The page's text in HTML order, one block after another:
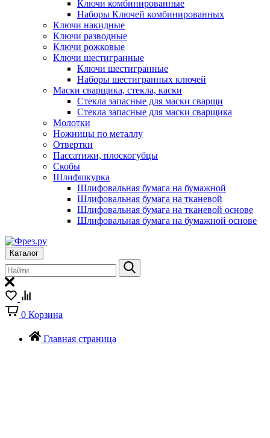
Ключи комбинированные
Наборы Ключей комбинированных
Ключи накидные
Ключи разводные
Ключи рожковые
Ключи шестигранные
Ключи шестигранные
Наборы шестигранных ключей
Маски сварщика, стекла, каски
Стекла запасные для маски сварщи
Стекла запасные для маски сварщика
Молотки
Ножницы по металлу
Отвертки
Пассатижи, плоскогубцы
Скобы
Шлифшкурка
Шлифовальная бумага на бумажной
Шлифовальная бумага на тканевой
Шлифовальная бумага на тканевой основе
Шлифовальная бумага на бумажной основе
Каталог
0 Корзина
Главная страница